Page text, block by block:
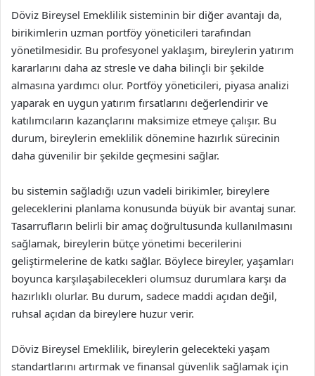
Döviz Bireysel Emeklilik sisteminin bir diğer avantajı da,
birikimlerin uzman portföy yöneticileri tarafından
yönetilmesidir. Bu profesyonel yaklaşım, bireylerin yatırım
kararlarını daha az stresle ve daha bilinçli bir şekilde
almasına yardımcı olur. Portföy yöneticileri, piyasa analizi
yaparak en uygun yatırım fırsatlarını değerlendirir ve
katılımcıların kazançlarını maksimize etmeye çalışır. Bu
durum, bireylerin emeklilik dönemine hazırlık sürecinin
daha güvenilir bir şekilde geçmesini sağlar.
bu sistemin sağladığı uzun vadeli birikimler, bireylere
geleceklerini planlama konusunda büyük bir avantaj sunar.
Tasarrufların belirli bir amaç doğrultusunda kullanılmasını
sağlamak, bireylerin bütçe yönetimi becerilerini
geliştirmelerine de katkı sağlar. Böylece bireyler, yaşamları
boyunca karşılaşabilecekleri olumsuz durumlara karşı da
hazırlıklı olurlar. Bu durum, sadece maddi açıdan değil,
ruhsal açıdan da bireylere huzur verir.
Döviz Bireysel Emeklilik, bireylerin gelecekteki yaşam
standartlarını artırmak ve finansal güvenlik sağlamak için